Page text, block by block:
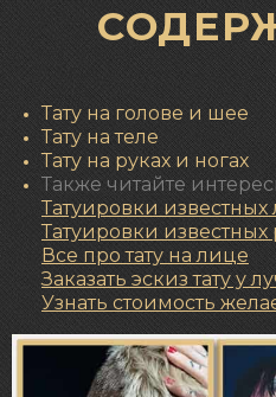
Тату на голове и шее
Тату на теле
Тату на руках и ногах
Также читайте
Татуировки
Татуировки
Все протату на лице
Заказать эскиз тату у
Узнать стоимость